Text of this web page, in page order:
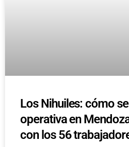
Los Nihuiles: cómo
operativa en
con los 56